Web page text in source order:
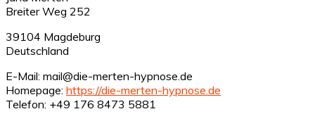
Breiter Weg 252
39104 Magdeburg
Deutschland
E-Mail: mail@die-merten-hypnose.de
Homepage: https://die-merten-hypnose.de
Telefon: +49 176 8473 5881